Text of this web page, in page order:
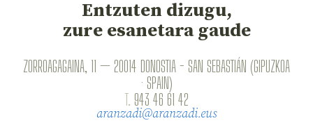
Entzuten dizugu,
zure esanetara gaude
ZORROAGAGAINA, 11 — 20014 DONOSTIA - SAN SEBASTIÁN (GIPUZKOA
· SPAIN)
T. 943 46 61 42
aranzadi@aranzadi.eus